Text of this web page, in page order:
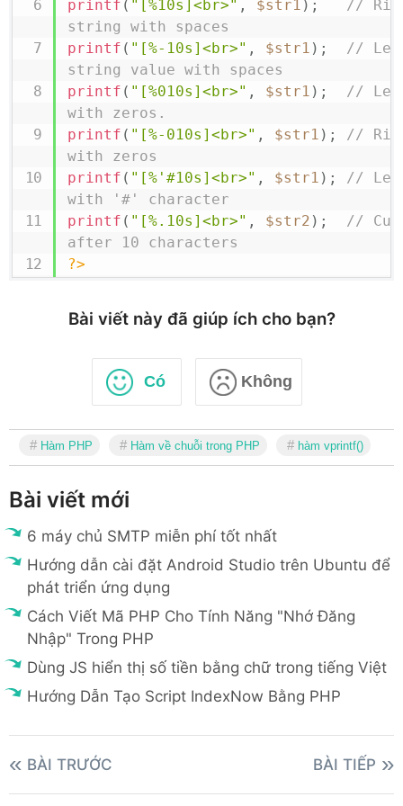
printf ( "[%10s]<br>" , $str1 ) ;
//
string with spaces
printf ( "[%-10s]<br>" , $str1 ) ;
//
string value with spaces
printf ( "[%010s]<br>" , $str1 ) ;
//
with zeros.
printf ( "[%-010s]<br>" , $str1 ) ;
//
with zeros
printf ( "[%'#10s]<br>" , $str1 ) ;
//
with ' #' character
printf ( "[%.10s]<br>" , $str2 ) ;
//
after 10 characters
?>
Bài viết này đã giúp ích cho bạn?
Có Không
Hàm PHP Hàm về chuỗi trong PHP hàm vprintf()
Bài viết mới
6 máy chủ SMTP miễn phí tốt nhất
Hướng dẫn cài đặt Android Studio trên Ubuntu để
phát triển ứng dụng
Cách Viết Mã PHP Cho Tính Năng "Nhớ Đăng
Nhập" Trong PHP
Dùng JS hiển thị số tiền bằng chữ trong tiếng Việt
Hướng Dẫn Tạo Script IndexNow Bằng PHP
BÀI TRƯỚC BÀI TIẾP